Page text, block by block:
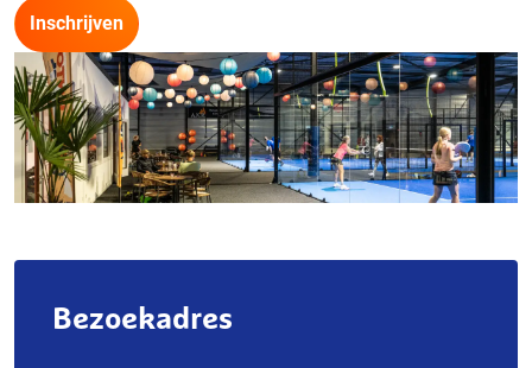
Inschrijven
Bezoekadres